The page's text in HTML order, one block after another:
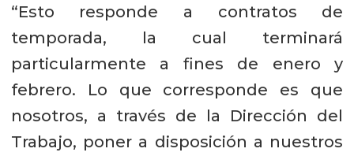
“Esto responde a contratos de
temporada, la cual terminará
particularmente a fines de enero y
febrero. Lo que corresponde es que
nosotros, a través de la Dirección del
Trabajo, poner a disposición a nuestros